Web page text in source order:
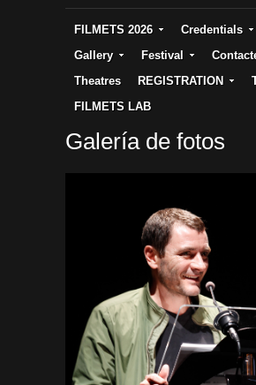
FILMETS 2026 Credentials
Gallery
Festival
Theatres
REGISTRATION
FILMETS LAB
Galería de fotos